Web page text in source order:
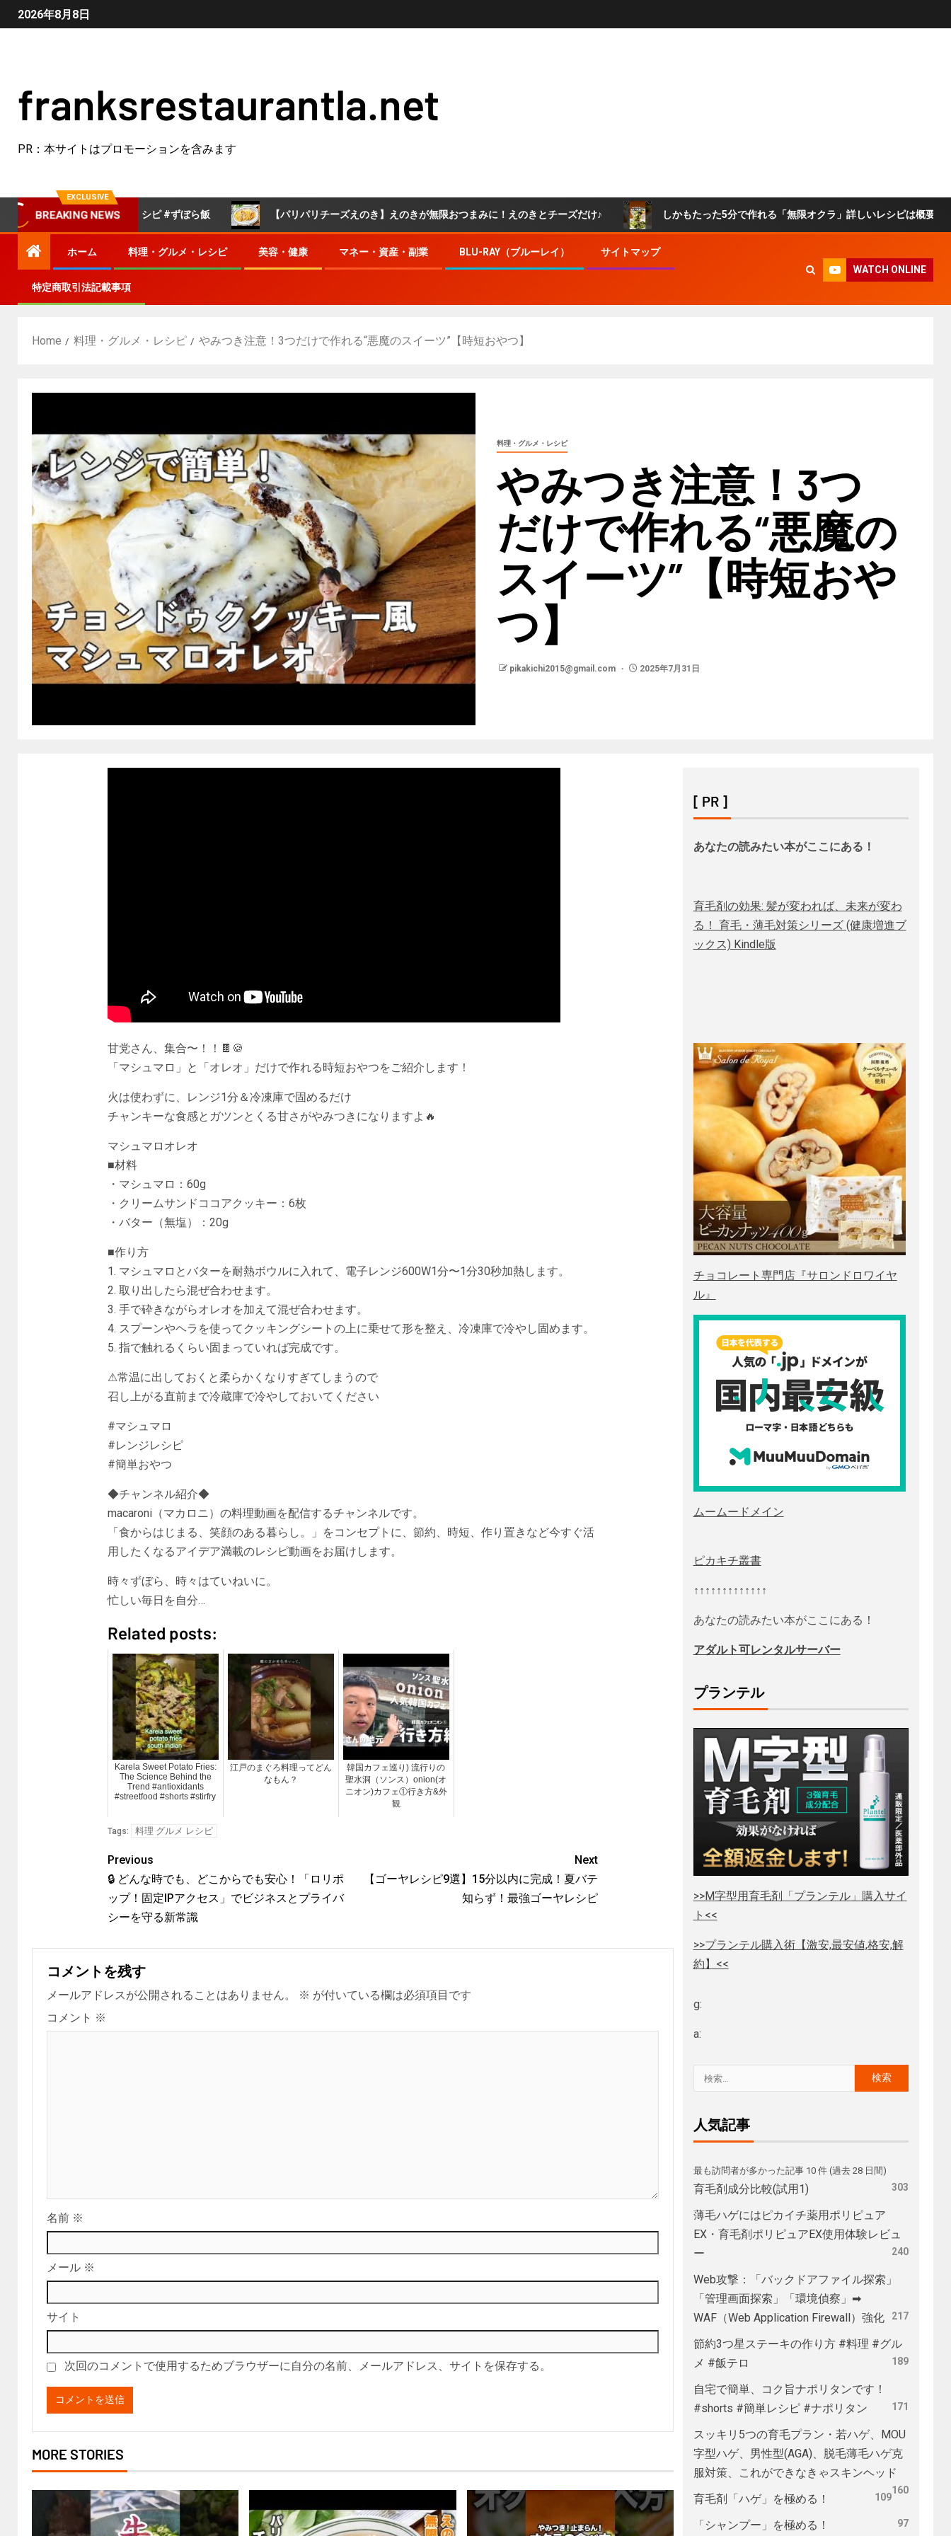
2026年8月8日
franksrestaurantla.net
PR：本サイトはプロモーションを含みます
EXCLUSIVE
BREAKING NEWS
うどん🐣 #簡単レシピ #ずぼら飯 【パリパリチーズえのき】えのきが無限おつまみに！えのきとチーズだけ♪ しかもたった5分で作れる「無限オクラ」詳しいレシピは概要欄でチェッ
ホーム 料理・グルメ・レシピ 美容・健康 マネー・資産・副業 BLU-RAY（ブルーレイ） サイトマップ
特定商取引法記載事項
WATCH ONLINE
Home 料理・グルメ・レシピ やみつき注意！3つだけで作れる“悪魔のスイーツ”【時短おやつ】
料理・グルメ・レシピ
やみつき注意！3つ
だけで作れる“悪魔の
スイーツ”【時短おや
つ】
pikakichi2015@gmail.com 2025年7月31日
甘党さん、集合〜！！🍫🍪
「マシュマロ」と「オレオ」だけで作れる時短おやつをご紹介します！
火は使わずに、レンジ1分＆冷凍庫で固めるだけ
チャンキーな食感とガツンとくる甘さがやみつきになりますよ🔥
マシュマロオレオ
■材料
・マシュマロ：60g
・クリームサンドココアクッキー：6枚
・バター（無塩）：20g
■作り方
1. マシュマロとバターを耐熱ボウルに入れて、電子レンジ600W1分〜1分30秒加熱します。
2. 取り出したら混ぜ合わせます。
3. 手で砕きながらオレオを加えて混ぜ合わせます。
4. スプーンやヘラを使ってクッキングシートの上に乗せて形を整え、冷凍庫で冷やし固めます。
5. 指で触れるくらい固まっていれば完成です。
⚠︎常温に出しておくと柔らかくなりすぎてしまうので
召し上がる直前まで冷蔵庫で冷やしておいてください
#マシュマロ
#レンジレシピ
#簡単おやつ
◆チャンネル紹介◆
macaroni（マカロニ）の料理動画を配信するチャンネルです。
「食からはじまる、笑顔のある暮らし。」をコンセプトに、節約、時短、作り置きなど今すぐ活
用したくなるアイデア満載のレシピ動画をお届けします。
時々ずぼら、時々はていねいに。
忙しい毎日を自分…
Related posts:
Karela Sweet Potato Fries:
The Science Behind the
Trend #antioxidants
#streetfood #shorts #stirfry
江戸のまぐろ料理ってどん
なもん？
韓国カフェ巡り) 流行りの
聖水洞（ソンス）onion(オ
ニオン)カフェ①行き方&外
観
Tags: 料理 グルメ レシピ
Previous
🔒 どんな時でも、どこからでも安心！「ロリポ
ップ！固定IPアクセス」でビジネスとプライバ
シーを守る新常識
Next
【ゴーヤレシピ9選】15分以内に完成！夏バテ
知らず！最強ゴーヤレシピ
コメントを残す
メールアドレスが公開されることはありません。 ※ が付いている欄は必須項目です
コメント ※
名前 ※
メール ※
サイト
次回のコメントで使用するためブラウザーに自分の名前、メールアドレス、サイトを保存する。
MORE STORIES
[ PR ]
あなたの読みたい本がここにある！
育毛剤の効果: 髪が変われば、未来が変わ
る！ 育毛・薄毛対策シリーズ (健康増進ブ
ックス) Kindle版
チョコレート専門店『サロンドロワイヤ
ル』
ムームードメイン
ピカキチ叢書
↑↑↑↑↑↑↑↑↑↑↑↑↑
あなたの読みたい本がここにある！
アダルト可レンタルサーバー
プランテル
>>M字型用育毛剤「プランテル」購入サイ
ト<<
>>プランテル購入術【激安,最安値,格安,解
約】<<
g:
a:
人気記事
最も訪問者が多かった記事 10 件 (過去 28 日間)
育毛剤成分比較(試用1) 303
薄毛ハゲにはピカイチ薬用ポリピュア
EX・育毛剤ポリピュアEX使用体験レビュ
ー
240
Web攻撃：「バックドアファイル探索」
「管理画面探索」「環境偵察」➡
WAF（Web Application Firewall）強化
217
節約3つ星ステーキの作り方 #料理 #グル
メ #飯テロ
189
自宅で簡単、コク旨ナポリタンです！
#shorts #簡単レシピ #ナポリタン
171
スッキリ5つの育毛プラン・若ハゲ、MOU
字型ハゲ、男性型(AGA)、脱毛薄毛ハゲ克
服対策、これができなきゃスキンヘッド
160
育毛剤「ハゲ」を極める！ 109
「シャンプー」を極める！ 97